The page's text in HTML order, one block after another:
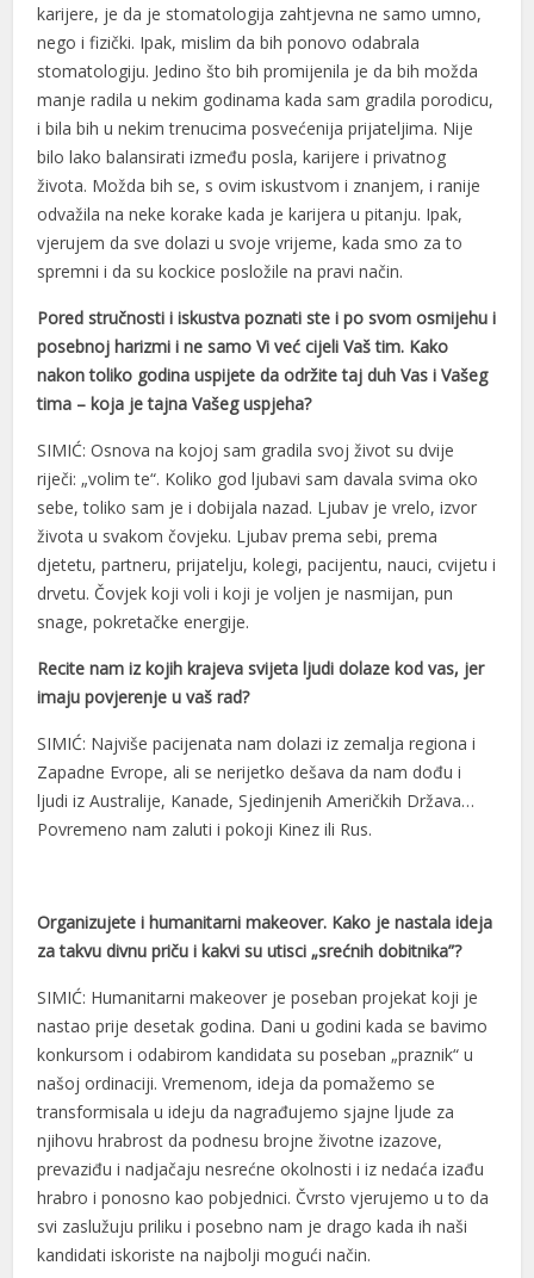
Hacklink panel
Hacklink panel
Hacklink satın al
Hacklink Panel
Hacklink Panel
Hacklink Panel
Hacklink Panel
Hacklink Panel
Hacklink Panel
Hacklink Panel
Hacklink Panel
Hacklink Panel
Hacklink panel
Samsun Avukat
Maltepe Escort
vdcasino
Ankara Escort
Hacklink panel
Hacklink giriş
jojobet
jojobet
jojobet
jojobet
Antalya Escort
Türk İfşa İzle
karijere, je da je stomatologija zahtjevna ne samo umno,
nego i fizički. Ipak, mislim da bih ponovo odabrala
stomatologiju. Jedino što bih promijenila je da bih možda
manje radila u nekim godinama kada sam gradila porodicu,
i bila bih u nekim trenucima posvećenija prijateljima. Nije
bilo lako balansirati između posla, karijere i privatnog
života. Možda bih se, s ovim iskustvom i znanjem, i ranije
odvažila na neke korake kada je karijera u pitanju. Ipak,
vjerujem da sve dolazi u svoje vrijeme, kada smo za to
spremni i da su kockice posložile na pravi način.
Pored stručnosti i iskustva poznati ste i po svom osmijehu i
posebnoj harizmi i ne samo Vi već cijeli Vaš tim. Kako
nakon toliko godina uspijete da održite taj duh Vas i Vašeg
tima – koja je tajna Vašeg uspjeha?
SIMIĆ: Osnova na kojoj sam gradila svoj život su dvije
riječi: „volim te“. Koliko god ljubavi sam davala svima oko
sebe, toliko sam je i dobijala nazad. Ljubav je vrelo, izvor
života u svakom čovjeku. Ljubav prema sebi, prema
djetetu, partneru, prijatelju, kolegi, pacijentu, nauci, cvijetu i
drvetu. Čovjek koji voli i koji je voljen je nasmijan, pun
snage, pokretačke energije.
Recite nam iz kojih krajeva svijeta ljudi dolaze kod vas, jer
imaju povjerenje u vaš rad?
SIMIĆ: Najviše pacijenata nam dolazi iz zemalja regiona i
Zapadne Evrope, ali se nerijetko dešava da nam dođu i
ljudi iz Australije, Kanade, Sjedinjenih Američkih Država…
Povremeno nam zaluti i pokoji Kinez ili Rus.
Organizujete i humanitarni makeover. Kako je nastala ideja
za takvu divnu priču i kakvi su utisci „srećnih dobitnika”?
SIMIĆ: Humanitarni makeover je poseban projekat koji je
nastao prije desetak godina. Dani u godini kada se bavimo
konkursom i odabirom kandidata su poseban „praznik“ u
našoj ordinaciji. Vremenom, ideja da pomažemo se
transformisala u ideju da nagrađujemo sjajne ljude za
njihovu hrabrost da podnesu brojne životne izazove,
prevaziđu i nadjačaju nesrećne okolnosti i iz nedaća izađu
hrabro i ponosno kao pobjednici. Čvrsto vjerujemo u to da
svi zaslužuju priliku i posebno nam je drago kada ih naši
kandidati iskoriste na najbolji mogući način.